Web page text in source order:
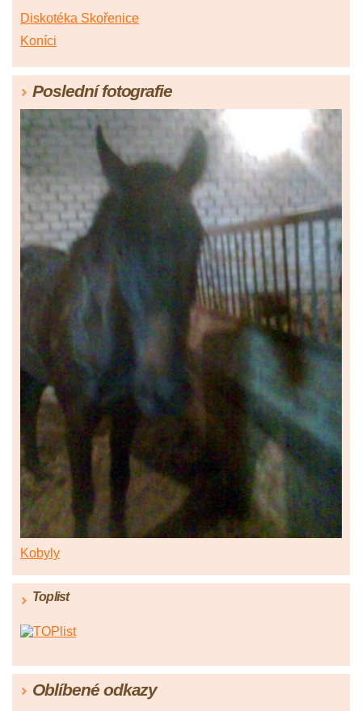
Diskotéka Skořenice
Koníci
Poslední fotografie
Kobyly
Toplist
Oblíbené odkazy